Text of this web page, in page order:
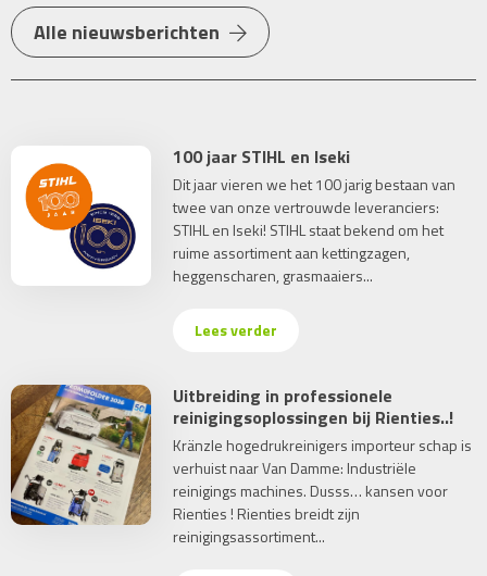
Alle nieuwsberichten
100 jaar STIHL en Iseki
Dit jaar vieren we het 100 jarig bestaan van
twee van onze vertrouwde leveranciers:
STIHL en Iseki! STIHL staat bekend om het
ruime assortiment aan kettingzagen,
heggenscharen, grasmaaiers...
Lees verder
Uitbreiding in professionele
reinigingsoplossingen bij Rienties..!
Kränzle hogedrukreinigers importeur schap is
verhuist naar Van Damme: Industriële
reinigings machines. Dusss… kansen voor
Rienties ! Rienties breidt zijn
reinigingsassortiment...